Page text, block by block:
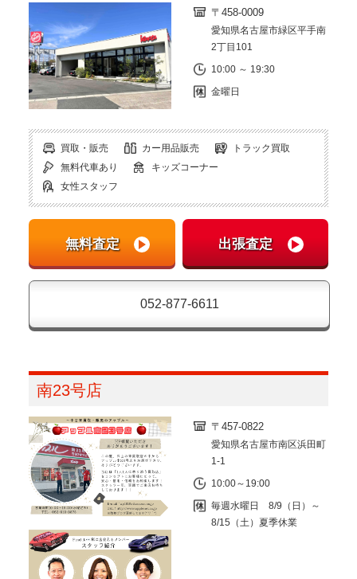
〒458-0009
愛知県名古屋市緑区平手南
2丁目101
10:00 ～ 19:30
金曜日
買取・販売 カー用品販売
トラック買取
無料代車あり
キッズコーナー
女性スタッフ
052-877-6611
南23号店
〒457-0822
愛知県名古屋市南区浜田町
1-1
10:00～19:00
毎週水曜日 8/9（日）～
8/15（土）夏季休業